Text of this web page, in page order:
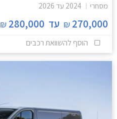
מסחרי 2024 עד 2026
270,000
₪ עד 280,000
₪
הוסף להשוואת רכבים